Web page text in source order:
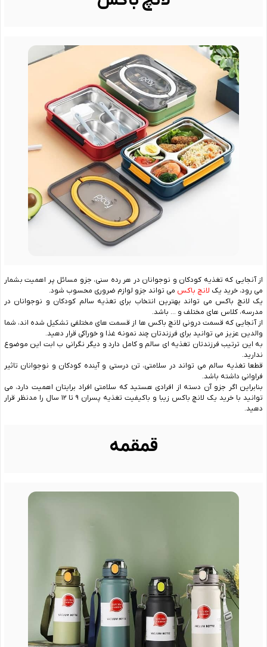
از آنجایی که تغذیه کودکان و نوجوانان در هر رده سنی، جزو مسائل پر اهمیت بشمار
می رود، خرید یک لانچ باکس می تواند جزو لوازم ضروری محسوب شود.
یک لانچ باکس می تواند بهترین انتخاب برای تغذیه سالم کودکان و نوجوانان در
مدرسه، کلاس های مختلف و … باشد.
از آنجایی که قسمت درونی لانچ باکس ها از قسمت های مختلفی تشکیل شده اند، شما
والدین عزیز می توانید برای فرزندتان چند نمونه غذا و خوراکی قرار دهید.
به این ترتیب فرزندتان تغذیه ای سالم و کامل دارد و دیگر نگرانی ب ابت این موضوع
ندارید.
قطعا تغذیه سالم می تواند در سلامتی، تن درستی و آینده کودکان و نوجوانان تاثیر
فراوانی داشته باشد.
بنابراین اگر جزو آن دسته از افرادی هستید که سلامتی افراد برایتان اهمیت دارد، می
توانید با خرید یک لانچ باکس زیبا و باکیفیت تغذیه پسران ۹ تا ۱۲ سال را مدنظر قرار
دهید.
قمقمه